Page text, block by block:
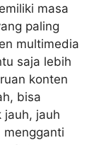
masa
paling
multimedia
saja lebih
konten
bisa
jauh, jauh